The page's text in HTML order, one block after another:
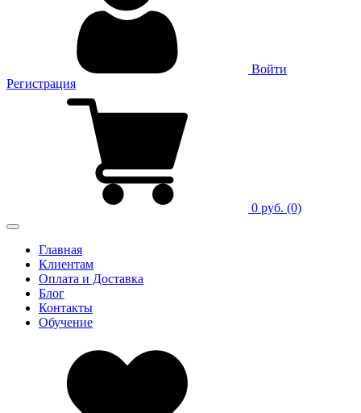
Войти
Регистрация
0 руб. (0)
Главная
Клиентам
Оплата и Доставка
Блог
Контакты
Обучение